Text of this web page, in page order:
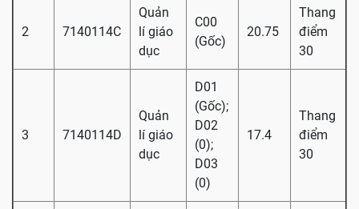
2 7140114C
Quản
lí giáo
dục
C00
(Gốc)
20.75
Thang
điểm
30
3 7140114D
Quản
lí giáo
dục
D01
(Gốc);
D02
(0);
D03
(0)
17.4
Thang
điểm
30